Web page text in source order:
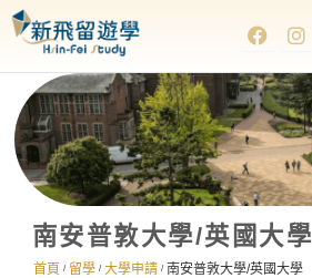
南安普敦大學/英國大學
首頁 / 留學 / 大學申請 / 南安普敦大學/英國大學